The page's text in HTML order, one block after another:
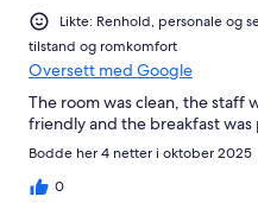
Likte: Renhold, personale og
tilstand og romkomfort
Oversett med Google
The room was clean, the staff
friendly and the breakfast
Bodde her 4 netter i oktober 2025
0